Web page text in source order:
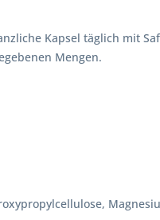
Kapsel täglich mit
Mengen.